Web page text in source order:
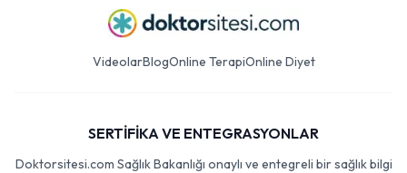
VideolarBlogOnline TerapiOnline Diyet
SERTİFİKA VE ENTEGRASYONLAR
Doktorsitesi.com Sağlık Bakanlığı onaylı ve entegreli bir sağlık bilgi